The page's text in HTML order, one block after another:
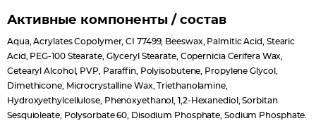
Активные компоненты / состав
Aqua, Acrylates Copolymer, CI 77499, Beeswax, Palmitic Acid, Stearic
Acid, PEG-100 Stearate, Glyceryl Stearate, Copernicia Cerifera Wax,
Cetearyl Alcohol, PVP, Paraffin, Polyisobutene, Propylene Glycol,
Dimethicone, Microcrystalline Wax, Triethanolamine,
Hydroxyethylcellulose, Phenoxyethanol, 1,2-Hexanediol, Sorbitan
Sesquioleate, Polysorbate 60, Disodium Phosphate, Sodium Phosphate.